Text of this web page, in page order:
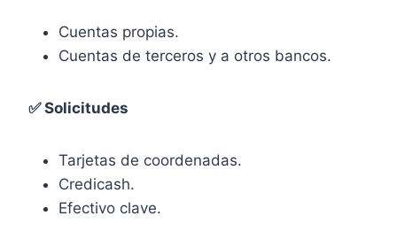
Cuentas propias.
Cuentas de terceros y a otros bancos.
✅ Solicitudes
Tarjetas de coordenadas.
Credicash.
Efectivo clave.